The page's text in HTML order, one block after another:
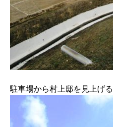
駐車場から村上邸を見上げ